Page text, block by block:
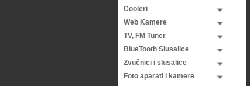
Cooleri
Web Kamere
TV, FM Tuner
BlueTooth Slusalice
Zvučnici i slusalice
Foto aparati i kamere